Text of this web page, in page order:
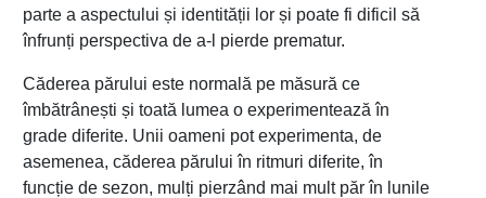
parte a aspectului și identității lor și poate fi dificil să
înfrunți perspectiva de a-l pierde prematur.
Căderea părului este normală pe măsură ce
îmbătrânești și toată lumea o experimentează în
grade diferite. Unii oameni pot experimenta, de
asemenea, căderea părului în ritmuri diferite, în
funcție de sezon, mulți pierzând mai mult păr în lunile